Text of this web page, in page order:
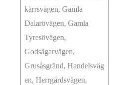
kärrsvägen, Gamla
Dalarövägen, Gamla
Tyresövägen,
Godsägarvägen,
Grusåsgränd, Handelsväg
en, Herrgårdsvägen,